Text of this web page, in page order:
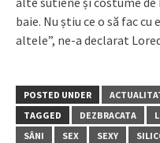
baie. Nu știu ce o să fac
altele”, ne-a declarat
POSTED UNDER
TAGGED
DEZBRACATA
SÂNI
SEX SEXY